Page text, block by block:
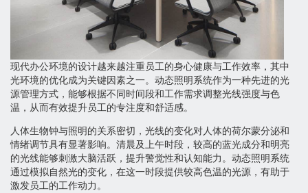
现代办公环境的设计越来越注重员工的身心健康与工作效率，其中
光环境的优化成为关键因素之一。动态照明系统作为一种先进的光
源管理方式，能够根据不同时间段和工作需求调整光线强度与色
温，从而有效提升员工的专注度和舒适感。
人体生物钟与照明的关系密切，光线的变化对人体的荷尔蒙分泌和
情绪调节具有显著影响。清晨及上午时段，较高的蓝光成分和明亮
的光线能够刺激大脑活跃，提升警觉性和认知能力。动态照明系统
通过模拟自然光的变化，在这一时段提供较高色温的光源，有助于
激发员工的工作动力。